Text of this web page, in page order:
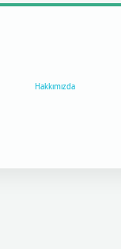
Hakkımızda